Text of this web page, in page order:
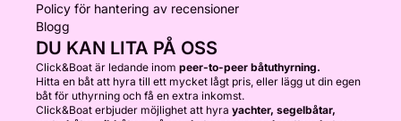
Policy för hantering av recensioner
Blogg
DU KAN LITA PÅ OSS
Click&Boat är ledande inom peer-to-peer båtuthyrning.
Hitta en båt att hyra till ett mycket lågt pris, eller lägg ut din egen
båt för uthyrning och få en extra inkomst.
Click&Boat erbjuder möjlighet att hyra yachter, segelbåtar,